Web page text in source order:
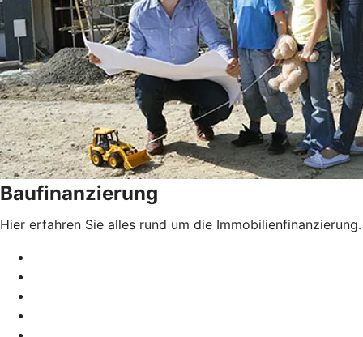
Baufinanzierung
Hier erfahren Sie alles rund um die Immobilienfinanzierung.